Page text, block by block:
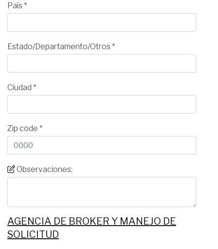
País *
Estado/Departamento/Otros *
Ciudad *
Zip code *
Observaciones:
AGENCIA DE BROKER Y MANEJO DE
SOLICITUD